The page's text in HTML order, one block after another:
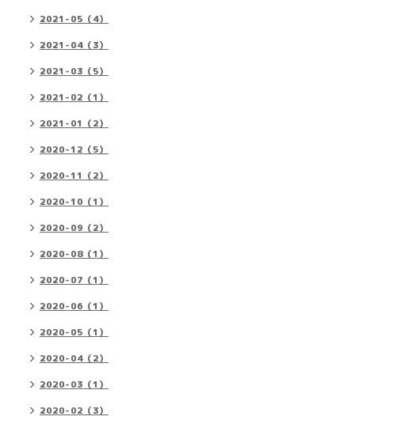
2021-05（4）
2021-04（3）
2021-03（5）
2021-02（1）
2021-01（2）
2020-12（5）
2020-11（2）
2020-10（1）
2020-09（2）
2020-08（1）
2020-07（1）
2020-06（1）
2020-05（1）
2020-04（2）
2020-03（1）
2020-02（3）